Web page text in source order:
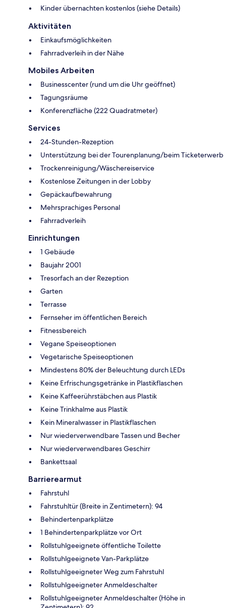
Kinder übernachten kostenlos (siehe Details)
Aktivitäten
Einkaufsmöglichkeiten
Fahrradverleih in der Nähe
Mobiles Arbeiten
Businesscenter (rund um die Uhr geöffnet)
Tagungsräume
Konferenzfläche (222 Quadratmeter)
Services
24-Stunden-Rezeption
Unterstützung bei der Tourenplanung/beim Ticketerwerb
Trockenreinigung/Wäschereiservice
Kostenlose Zeitungen in der Lobby
Gepäckaufbewahrung
Mehrsprachiges Personal
Fahrradverleih
Einrichtungen
1 Gebäude
Baujahr 2001
Tresorfach an der Rezeption
Garten
Terrasse
Fernseher im öffentlichen Bereich
Fitnessbereich
Vegane Speiseoptionen
Vegetarische Speiseoptionen
Mindestens 80% der Beleuchtung durch LEDs
Keine Erfrischungsgetränke in Plastikflaschen
Keine Kaffeerührstäbchen aus Plastik
Keine Trinkhalme aus Plastik
Kein Mineralwasser in Plastikflaschen
Nur wiederverwendbare Tassen und Becher
Nur wiederverwendbares Geschirr
Bankettsaal
Barrierearmut
Fahrstuhl
Fahrstuhltür (Breite in Zentimetern): 94
Behindertenparkplätze
1 Behindertenparkplätze vor Ort
Rollstuhlgeeignete öffentliche Toilette
Rollstuhlgeeignete Van-Parkplätze
Rollstuhlgeeigneter Weg zum Fahrstuhl
Rollstuhlgeeigneter Anmeldeschalter
Rollstuhlgeeigneter Anmeldeschalter (Höhe in